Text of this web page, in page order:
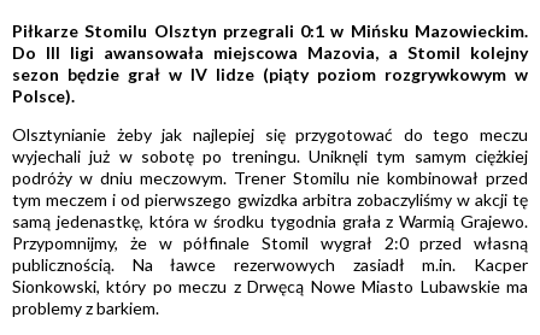
Piłkarze Stomilu Olsztyn przegrali 0:1 w Mińsku Mazowieckim.
Do III ligi awansowała miejscowa Mazovia, a Stomil kolejny
sezon będzie grał w IV lidze (piąty poziom rozgrywkowym w
Polsce).
Olsztynianie żeby jak najlepiej się przygotować do tego meczu
wyjechali już w sobotę po treningu. Uniknęli tym samym ciężkiej
podróży w dniu meczowym. Trener Stomilu nie kombinował przed
tym meczem i od pierwszego gwizdka arbitra zobaczyliśmy w akcji tę
samą jedenastkę, która w środku tygodnia grała z Warmią Grajewo.
Przypomnijmy, że w półfinale Stomil wygrał 2:0 przed własną
publicznością. Na ławce rezerwowych zasiadł m.in. Kacper
Sionkowski, który po meczu z Drwęcą Nowe Miasto Lubawskie ma
problemy z barkiem.